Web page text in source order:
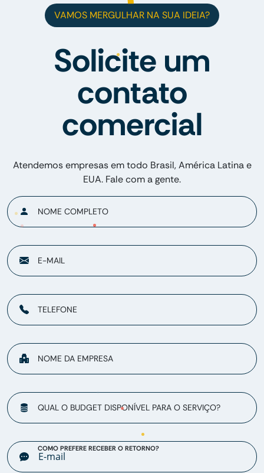
VAMOS MERGULHAR NA SUA IDEIA?
Solicite um
contato
comercial
Atendemos empresas em todo Brasil, América Latina e
EUA. Fale com a gente.
NOME COMPLETO
E-MAIL
TELEFONE
NOME DA EMPRESA
QUAL O BUDGET DISPONÍVEL PARA O SERVIÇO?
COMO PREFERE RECEBER O RETORNO?